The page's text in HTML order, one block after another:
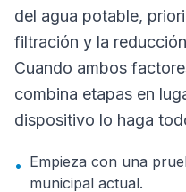
del agua potable,
filtración y la
Cuando ambos
combina etapas en
dispositivo lo haga
• Empieza con una
municipal actual.